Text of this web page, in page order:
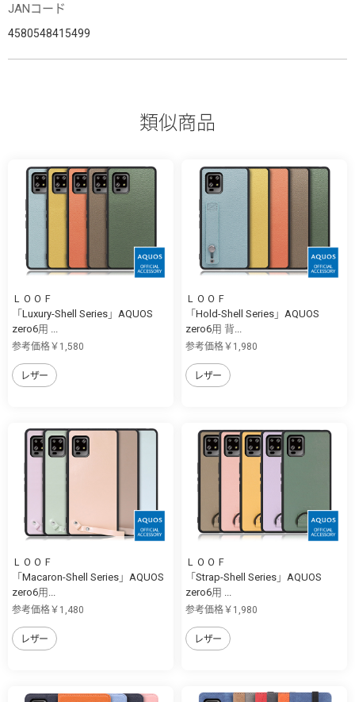
JANコード
4580548415499
類似商品
ＬＯＯＦ
「Luxury-Shell Series」AQUOS
zero6用 ...
参考価格￥1,580
レザー
ＬＯＯＦ
「Hold-Shell Series」AQUOS
zero6用 背...
参考価格￥1,980
レザー
ＬＯＯＦ
「Macaron-Shell Series」AQUOS
zero6用...
参考価格￥1,480
レザー
ＬＯＯＦ
「Strap-Shell Series」AQUOS
zero6用 ...
参考価格￥1,980
レザー